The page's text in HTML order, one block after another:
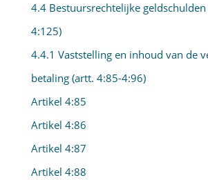
4.4 Bestuursrechtelijke
4:125)
4.4.1 Vaststelling en inhoud van de
betaling (artt. 4:85-4:96)
Artikel 4:85
Artikel 4:86
Artikel 4:87
Artikel 4:88